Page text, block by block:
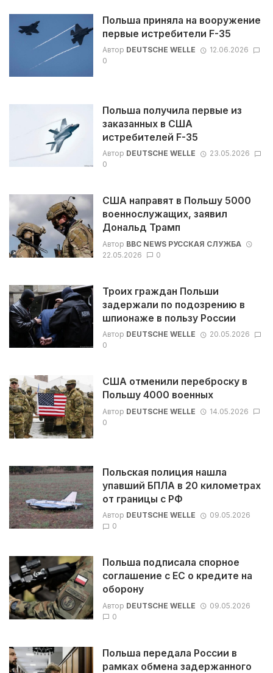
Польша приняла на вооружение
первые истребители F-35
Автор DEUTSCHE WELLE
12.06.2026
0
Польша получила первые из
заказанных в США
истребителей F-35
Автор DEUTSCHE WELLE
23.05.2026
0
США направят в Польшу 5000
военнослужащих, заявил
Дональд Трамп
Автор BBC NEWS РУССКАЯ СЛУЖБА
22.05.2026
0
Троих граждан Польши
задержали по подозрению в
шпионаже в пользу России
Автор DEUTSCHE WELLE
20.05.2026
0
США отменили переброску в
Польшу 4000 военных
Автор DEUTSCHE WELLE
14.05.2026
0
Польская полиция нашла
упавший БПЛА в 20 километрах
от границы с РФ
Автор DEUTSCHE WELLE
09.05.2026
0
Польша подписала спорное
соглашение с ЕС о кредите на
оборону
Автор DEUTSCHE WELLE
09.05.2026
0
Польша передала России в
рамках обмена задержанного